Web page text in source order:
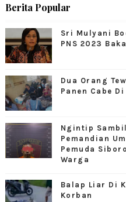
Berita Popular
Sri Mulyani
PNS 2023
Dua Orang
Panen Cabe Di
Ngintip
Pemandian
Pemuda
Warga
Balap Liar Di
Korban